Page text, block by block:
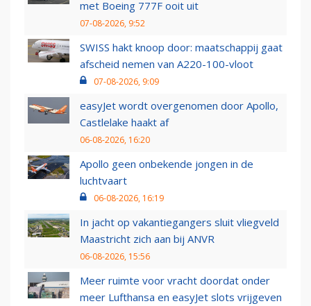
met Boeing 777F ooit uit
07-08-2026, 9:52
SWISS hakt knoop door: maatschappij gaat
afscheid nemen van A220-100-vloot
07-08-2026, 9:09
easyJet wordt overgenomen door Apollo,
Castlelake haakt af
06-08-2026, 16:20
Apollo geen onbekende jongen in de
luchtvaart
06-08-2026, 16:19
In jacht op vakantiegangers sluit vliegveld
Maastricht zich aan bij ANVR
06-08-2026, 15:56
Meer ruimte voor vracht doordat onder
meer Lufthansa en easyJet slots vrijgeven